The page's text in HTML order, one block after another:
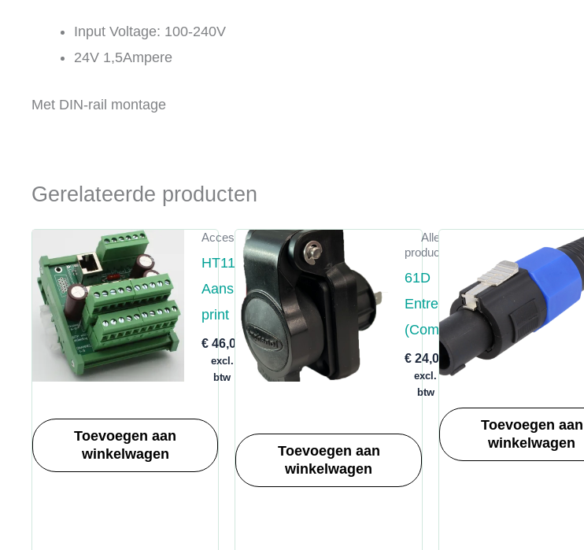
Input Voltage: 100-240V
24V 1,5Ampere
Met DIN-rail montage
Gerelateerde producten
Accessoires
HT1127
Aansluit
print
€46,00
excl.
btw
Toevoegen aan
winkelwagen
Alle
producten
61D
Entree
(Compleet)
€ 24,00
excl.
btw
Toevoegen aan
winkelwagen
Toevoegen aan
winkelwagen